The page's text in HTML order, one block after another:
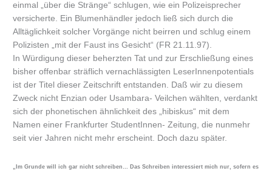
einmal „über die Stränge“ schlugen, wie ein Polizeisprecher
versicherte. Ein Blumenhändler jedoch ließ sich durch die
Alltäglichkeit solcher Vorgänge nicht beirren und schlug einem
Polizisten „mit der Faust ins Gesicht“ (FR 21.11.97).
In Würdigung dieser beherzten Tat und zur Erschließung eines
bisher offenbar sträflich vernachlässigten LeserInnenpotentials
ist der Titel dieser Zeitschrift entstanden. Daß wir zu diesem
Zweck nicht Enzian oder Usambara- Veilchen wählten, verdankt
sich der phonetischen ähnlichkeit des „hibiskus“ mit dem
Namen einer Frankfurter StudentInnen- Zeitung, die nunmehr
seit vier Jahren nicht mehr erscheint. Doch dazu später.
„Im Grunde will ich gar nicht schreiben… Das Schreiben interessiert mich nur, sofern es